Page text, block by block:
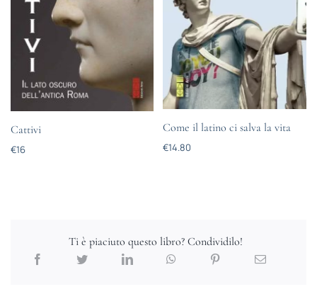
Cattivi
€16
Come il latino ci salva la vita
€14.80
Ti è piaciuto questo libro? Condividilo!